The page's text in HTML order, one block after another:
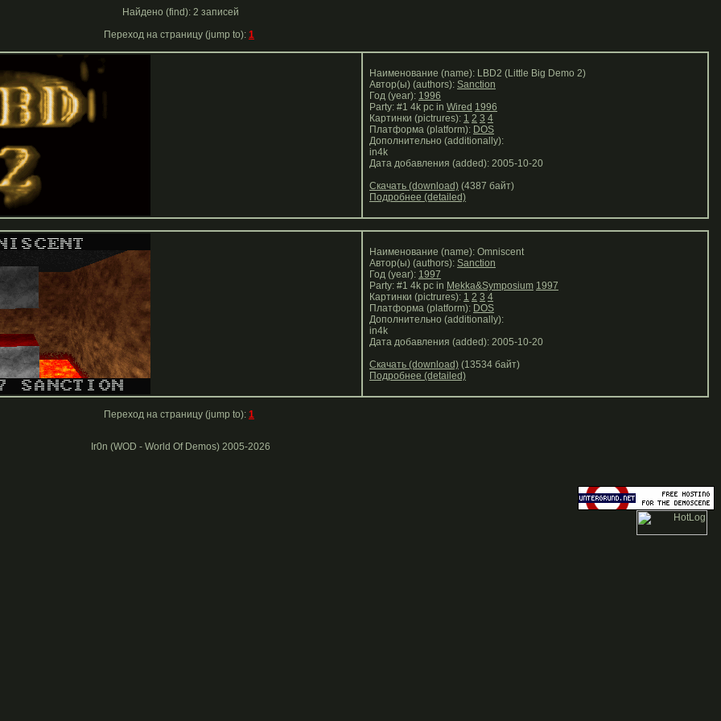
Найдено (find): 2 записей
Переход на страницу (jump to): 1
Наименование (name): LBD2 (Little Big Demo 2)
Автор(ы) (authors): Sanction
Год (year): 1996
Party: #1 4k pc in Wired 1996
Картинки (pictrures): 1 2 3 4
Платформа (platform): DOS
Дополнительно (additionally):
in4k
Дата добавления (added): 2005-10-20
Скачать (download) (4387 байт)
Подробнее (detailed)
Наименование (name): Omniscent
Автор(ы) (authors): Sanction
Год (year): 1997
Party: #1 4k pc in Mekka&Symposium 1997
Картинки (pictrures): 1 2 3 4
Платформа (platform): DOS
Дополнительно (additionally):
in4k
Дата добавления (added): 2005-10-20
Скачать (download) (13534 байт)
Подробнее (detailed)
Переход на страницу (jump to): 1
Ir0n (WOD - World Of Demos) 2005-2026